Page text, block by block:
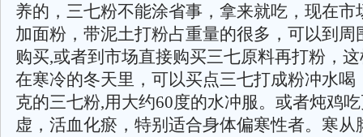
养的，三七粉不能涂省事，拿来就吃，现在市
加面粉，带泥土打粉占重量的很多，可以到周
购买,或者到市场直接购买三七原料再打粉，
在寒冷的冬天里，可以买点三七打成粉冲水喝
克的三七粉,用大约60度的水冲服。或者炖鸡
虚，活血化瘀，特别适合身体偏寒性者。寒从